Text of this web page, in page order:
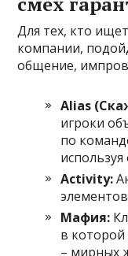
Для тех, кто
компании,
общение,
Alias
игроки
по
Activity:
Мафия:
в которой
– мирных